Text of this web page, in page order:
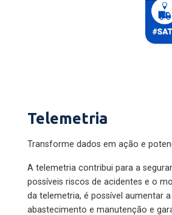
Telemetria
Transforme dados em ação e
A telemetria contribui para a
possíveis riscos de acidentes e o
da telemetria, é possível aumentar
abastecimento e manutenção e